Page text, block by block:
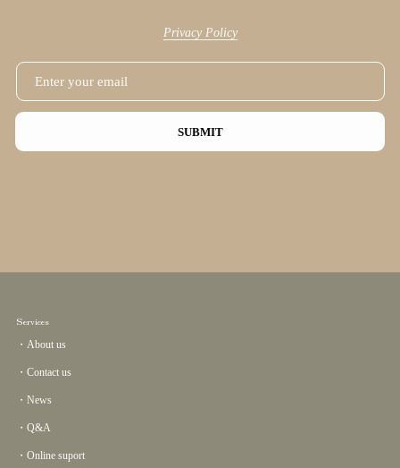
Privacy Policy
SUBMIT
Services
・About us
・Contact us
・News
・Q&A
・Online suport